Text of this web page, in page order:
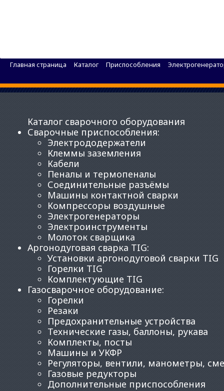
Главная страница Каталог Приспособления
Каталог сварочного оборудования
Сварочные приспособления:
Электрододержатели
Клеммы заземления
Кабели
Пеналы и термопеналы
Соединительные разъёмы
Машины контактной сварки
Компрессоры воздушные
Электрогенераторы
Электроинструменты
Молоток сварщика
Аргонодуговая сварка TIG:
Установки аргонодуговой сварки TIG
Горелки TIG
Комплектующие TIG
Газосварочное оборудование:
Горелки
Резаки
Предохранительные устройства
Технические газы, баллоны, рукава
Комплекты, посты
Машины и УКФР
Регуляторы, вентили, манометры,
Газовые редукторы
Дополнительные приспособления